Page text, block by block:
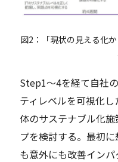
図2：「現状の見える化
Step1～4を経て自社
ティレベルを可視化
体のサステナブル化
プを検討する。最初
も意外にも改善イン